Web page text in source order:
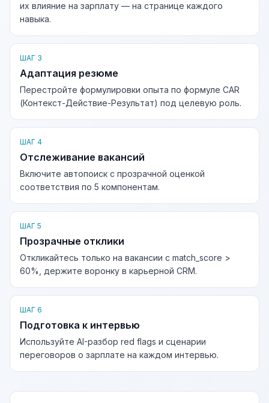
их влияние на зарплату — на странице каждого
навыка.
ШАГ 3
Адаптация резюме
Перестройте формулировки опыта по формуле CAR
(Контекст-Действие-Результат) под целевую роль.
ШАГ 4
Отслеживание вакансий
Включите автопоиск с прозрачной оценкой
соответствия по 5 компонентам.
ШАГ 5
Прозрачные отклики
Откликайтесь только на вакансии с match_score >
60%, держите воронку в карьерной CRM.
ШАГ 6
Подготовка к интервью
Используйте AI-разбор red flags и сценарии
переговоров о зарплате на каждом интервью.